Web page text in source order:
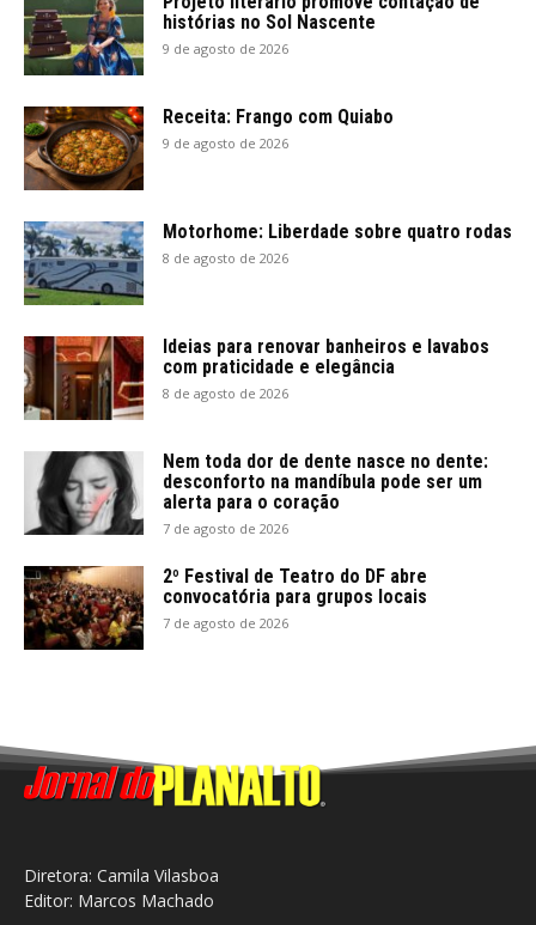
histórias no Sol Nascente
9 de agosto de 2026
Receita: Frango com Quiabo
9 de agosto de 2026
Motorhome: Liberdade sobre quatro rodas
8 de agosto de 2026
Ideias para renovar banheiros e lavabos
com praticidade e elegância
8 de agosto de 2026
Nem toda dor de dente nasce no dente:
desconforto na mandíbula pode ser um
alerta para o coração
7 de agosto de 2026
2º Festival de Teatro do DF abre
convocatória para grupos locais
7 de agosto de 2026
Diretora: Camila Vilasboa
Editor: Marcos Machado